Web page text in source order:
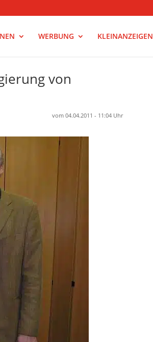
WERBUNG KLEINANZEIGEN
von
vom 04.04.2011 - 11:04 Uhr